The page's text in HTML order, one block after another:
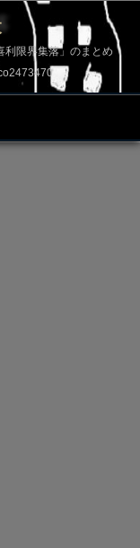
利限界集落」のまとめ